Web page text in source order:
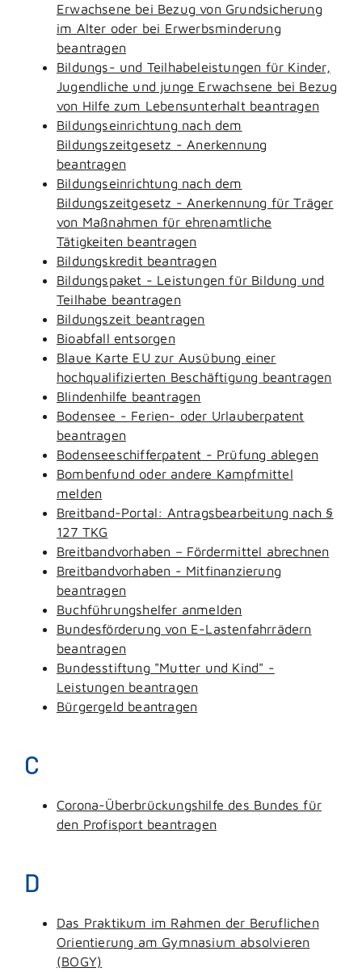
Erwachsene bei Bezug von Grundsicherung
im Alter oder bei Erwerbsminderung
beantragen
Bildungs- und Teilhabeleistungen für Kinder,
Jugendliche und junge Erwachsene bei Bezug
von Hilfe zum Lebensunterhalt beantragen
Bildungseinrichtung nach dem
Bildungszeitgesetz - Anerkennung
beantragen
Bildungseinrichtung nach dem
Bildungszeitgesetz - Anerkennung für Träger
von Maßnahmen für ehrenamtliche
Tätigkeiten beantragen
Bildungskredit beantragen
Bildungspaket - Leistungen für Bildung und
Teilhabe beantragen
Bildungszeit beantragen
Bioabfall entsorgen
Blaue Karte EU zur Ausübung einer
hochqualifizierten Beschäftigung beantragen
Blindenhilfe beantragen
Bodensee - Ferien- oder Urlauberpatent
beantragen
Bodenseeschifferpatent - Prüfung ablegen
Bombenfund oder andere Kampfmittel
melden
Breitband-Portal: Antragsbearbeitung nach §
127 TKG
Breitbandvorhaben – Fördermittel abrechnen
Breitbandvorhaben - Mitfinanzierung
beantragen
Buchführungshelfer anmelden
Bundesförderung von E-Lastenfahrrädern
beantragen
Bundesstiftung "Mutter und Kind" -
Leistungen beantragen
Bürgergeld beantragen
C
Corona-Überbrückungshilfe des Bundes für
den Profisport beantragen
D
Das Praktikum im Rahmen der Beruflichen
Orientierung am Gymnasium absolvieren
(BOGY)